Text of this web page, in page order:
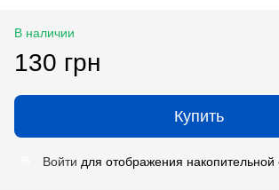
В наличии
130 грн
Купить
Войти для отображения накопительной